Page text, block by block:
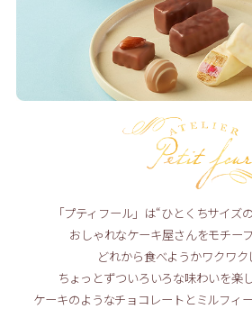
「プティフール」は“ひとくちサイズ
おしゃれなケーキ屋さんをモチー
どれから食べようかワクワク
ちょっとずついろいろな味わいを楽
ケーキのようなチョコレートとミルフィ